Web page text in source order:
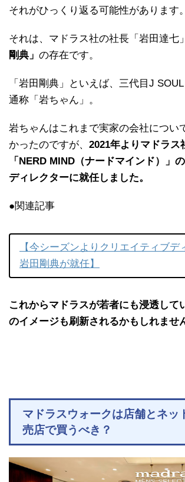
それがひっくり返る可能性があります。
それは、マドラス社の社長「岩田達七
剛典」 の存在です。
「岩田剛典」といえば、三代目J
通称「岩ちゃん」。
岩ちゃんはこれまで実家の会社につい
かったのですが、 2021年よりマドラス
「NERD MIND（ナードマインド）」
ディレクターに就任しました。
●関連記事
【今シーズンよりクリエイティブデ
岩田剛典が就任】
これからマドラスが若者にも浸透して
のイメージも刷新されるかもしれませ
マドラスウォークは店舗とネッ
売店で買うべき？